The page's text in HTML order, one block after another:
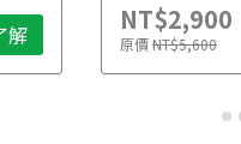
解 NT$2,900
原價NT$5,600